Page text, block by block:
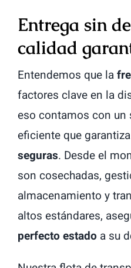
Entrega sin
calidad
Entendemos que la
factores clave en la
eso contamos con
eficiente que
seguras. Desde el
son cosechadas,
almacenamiento y
altos estándares,
perfecto estado a su